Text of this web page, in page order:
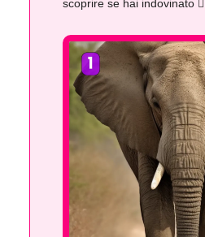
scoprire se hai indovinato 👇🏻